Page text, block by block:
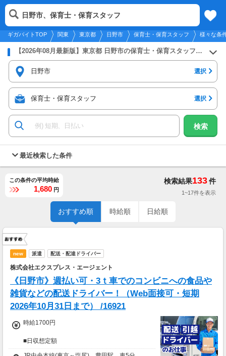
2026年8月8日更新
関東
メニュー
ギガバイトTOP 関東 東京都 日野市 保育士・保育スタッフ 様々な条
日野市、保育士・保育スタッフ
【2026年08月最新版】東京都 日野市の保育士・保育スタッフのバイト・アルバイト・パートの求人募集情報
日野市 選択
保育士・保育スタッフ 選択
検索
最近検索した条件
この条件の平均時給
1,680 円
検索結果133件
1~17件を表示
おすすめ順 時給順 日給順
new 派遣 配送・配達ドライバー
株式会社エクスプレス・エージェント
《日野市》週払い可・3ｔ車でのコンビニへの食品や
雑貨などの配送ドライバー！（Web面接可・短期
2026年10月31日まで） /16921
時給1700円
■日収想定額
10,200円～11,900円